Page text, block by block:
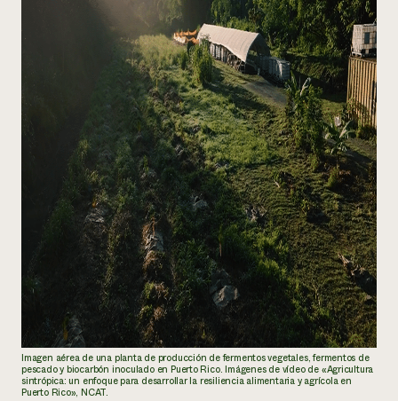
Imagen aérea de una planta de producción de fermentos vegetales, fermentos de
pescado y biocarbón inoculado en Puerto Rico. Imágenes de vídeo de «Agricultura
sintrópica: un enfoque para desarrollar la resiliencia alimentaria y agrícola en
Puerto Rico», NCAT.